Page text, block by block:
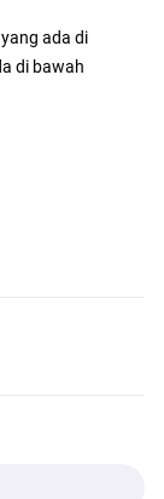
ada di
di bawah